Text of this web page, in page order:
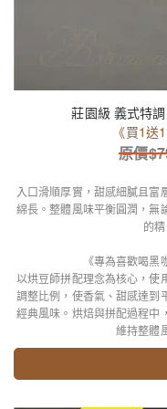
莊園級 義式特
《買1送
原價$
入口滑順厚實，甜感細膩且
綿長。整體風味平衡圓潤，無
的
《專為喜歡喝黑
以烘豆師拼配理念為核心，使
調整比例，使香氣、甜感達到
經典風味。烘焙與拼配過程中
維持整體